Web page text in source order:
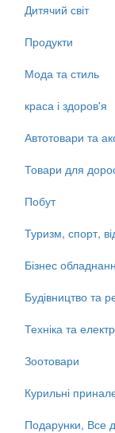
Дитячий світ
Продукти
Мода та стиль
краса і здоров'я
Автотовари та
Товари для
Побут
Туризм, спорт,
Бізнес
Будівництво та
Техніка та
Зоотовари
Курильні
Подарунки, Все